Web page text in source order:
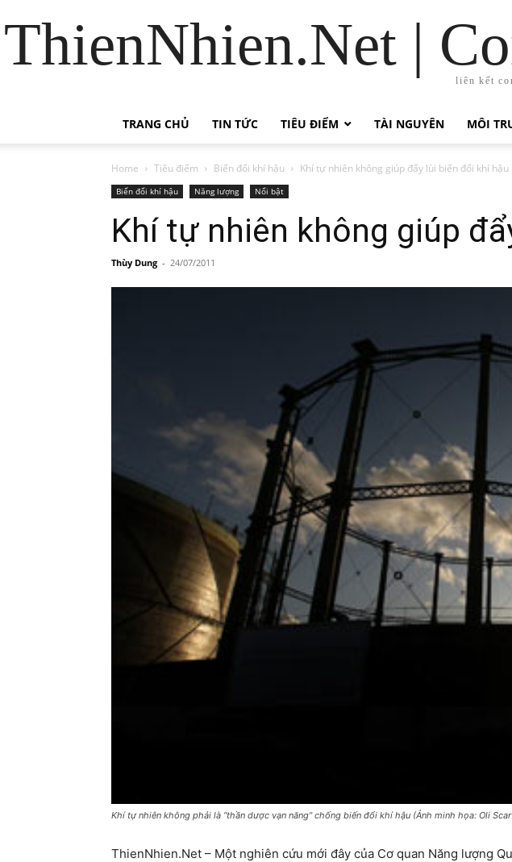
ThienNhien.Net |
liên kết
TRANG CHỦ TIN TỨC TIÊU ĐIỂM TÀI NGUYÊN MÔI
Home Tiêu điểm Biến đổi khí hậu Khí tự nhiên không giúp đẩy lùi biến đổi khí hậu
Biến đổi khí hậu Năng lượng Nổi bật
Khí tự nhiên không giúp
Thùy Dung - 24/07/2011
Khí tự nhiên không phải là “thần dược vạn năng” chống biến đổi khí hậu (Ảnh minh họa: Oli
ThienNhien.Net – Một nghiên cứu mới đây của Cơ quan Năng lượng